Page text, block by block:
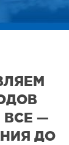
ВСЕ —
ДО